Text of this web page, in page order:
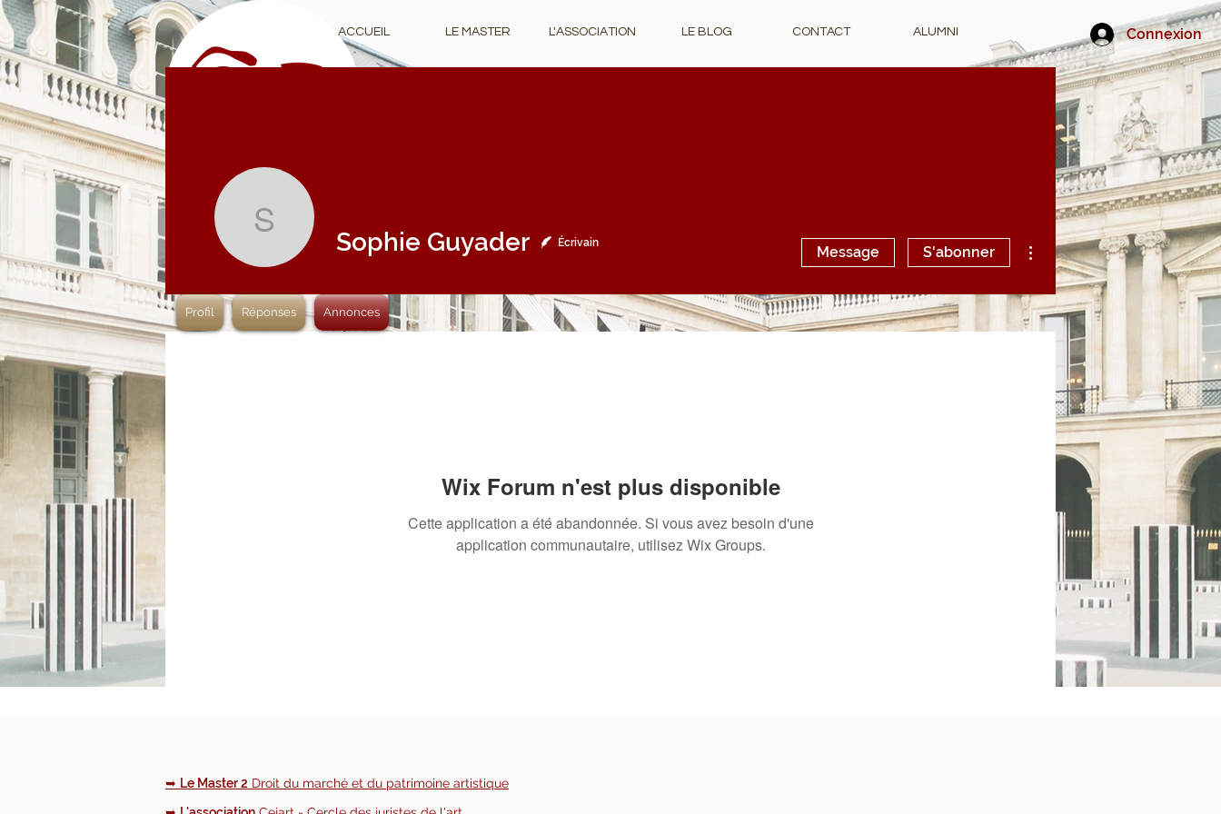
ACCUEIL LE MASTER L'ASSOCIATION LE BLOG CONTACT ALUMNI Connexion
Wix Forum n'est plus disponible
Cette application a été abandonnée. Si vous avez besoin d'une
application communautaire, utilisez Wix Groups.
Sophie Guyader
Sophie Guyader Écrivain
Message S'abonner
Plus d'actions
Profil Réponses Annonces
➥ Le Master 2 Droit du marché et du patrimoine artistique